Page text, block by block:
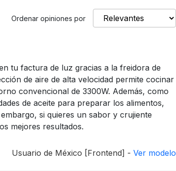
Ordenar opiniones por
tu factura de luz gracias a la freidora de
de aire de alta velocidad permite cocinar
convencional de 3300W. Además, como
de aceite para preparar los alimentos,
si quieres un sabor y crujiente
mejores resultados.
Usuario de México [Frontend] - Ver modelo